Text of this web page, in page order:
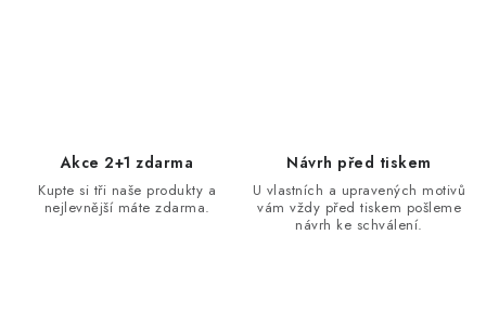
Akce 2+1 zdarma
Kupte si tři naše produkty a
nejlevnější máte zdarma.
Návrh před tiskem
U vlastních a upravených motivů
vám vždy před tiskem pošleme
návrh ke schválení.